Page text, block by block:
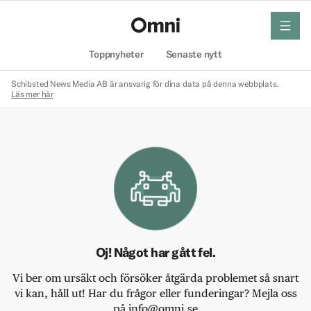
Toppnyheter Senaste nytt
meny
Schibsted News Media AB är ansvarig för dina data på denna webbplats.
Läs mer här
Oj! Något har gått fel.
Vi ber om ursäkt och försöker åtgärda problemet så snart
vi kan, håll ut! Har du frågor eller funderingar? Mejla oss